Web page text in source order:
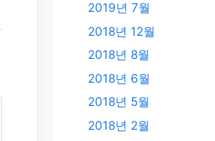
2019년 7월
2018년 12월
2018년 8월
2018년 6월
2018년 5월
2018년 2월